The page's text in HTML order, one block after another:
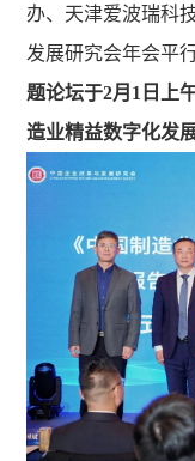
办、天津爱波瑞科
发展研究会年会
题论坛于2月1日上
造业精益数字化发